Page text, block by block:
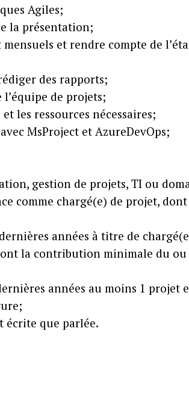
Agiles;
la présentation;
mensuels et rendre compte de
des rapports;
l’équipe de projets;
les ressources nécessaires;
MsProject et AzureDevOps;
gestion de projets, TI ou
comme chargé(e) de projet,
années à titre de
la contribution minimale du
années au moins 1
écrite que parlée.